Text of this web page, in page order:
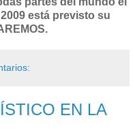
está previsto su
EN LA